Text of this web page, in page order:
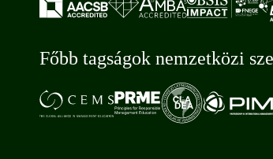
Főbb tagságok nemzetközi